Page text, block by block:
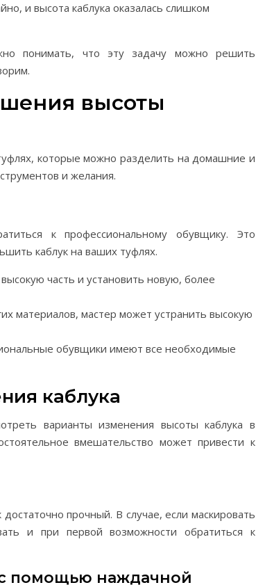
и высота каблука оказалась слишком
понимать, что эту задачу можно решить
высоты
которые можно разделить на домашние и
и желания.
к профессиональному обувщику. Это
каблук на ваших туфлях.
часть и установить новую, более
материалов, мастер может устранить высокую
обувщики имеют все необходимые
каблука
варианты изменения высоты каблука в
вмешательство может привести к
прочный. В случае, если маскировать
и при первой возможности обратиться к
помощью наждачной